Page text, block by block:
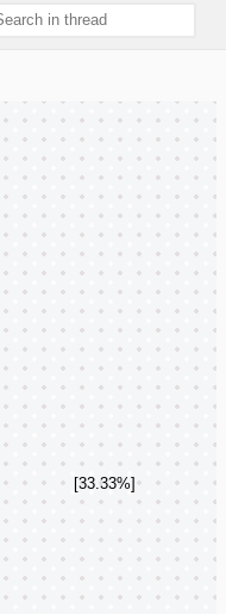
[33.33%]